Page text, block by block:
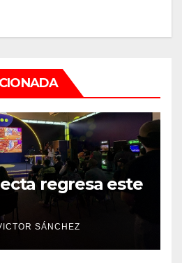
regresa este
SÁNCHEZ